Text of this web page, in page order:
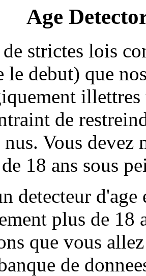
Age
strictes lois
le debut) que
de
Vous
18 ans sous
detecteur
plus de 18
que vous
de